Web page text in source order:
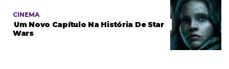
CINEMA
Um Novo Capítulo Na História De Star
Wars